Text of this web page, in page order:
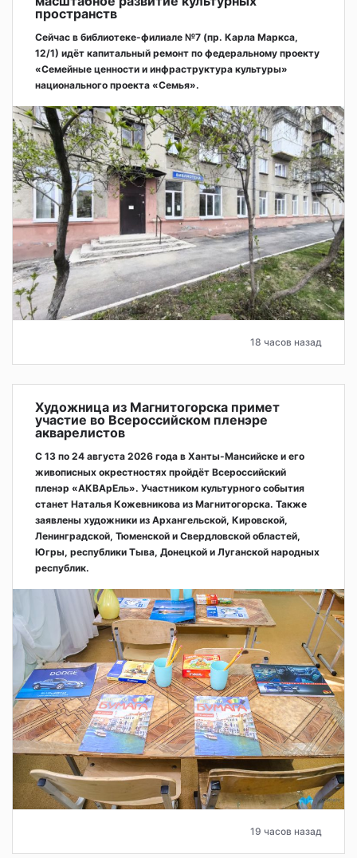
пространств
Сейчас в библиотеке-филиале №7 (пр. Карла Маркса,
12/1) идёт капитальный ремонт по федеральному проекту
«Семейные ценности и инфраструктура культуры»
национального проекта «Семья».
18 часов назад
Художница из Магнитогорска примет
участие во Всероссийском пленэре
акварелистов
С 13 по 24 августа 2026 года в Ханты-Мансийске и его
живописных окрестностях пройдёт Всероссийский
пленэр «АКВАрЕль». Участником культурного события
станет Наталья Кожевникова из Магнитогорска. Также
заявлены художники из Архангельской, Кировской,
Ленинградской, Тюменской и Свердловской областей,
Югры, республики Тыва, Донецкой и Луганской народных
республик.
19 часов назад